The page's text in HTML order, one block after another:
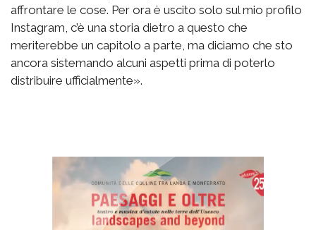
affrontare le cose. Per ora è uscito solo sul mio profilo
Instagram, c’è una storia dietro a questo che
meriterebbe un capitolo a parte, ma diciamo che sto
ancora sistemando alcuni aspetti prima di poterlo
distribuire ufficialmente».